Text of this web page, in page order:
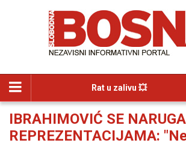
Rat u zalivu 💥
IBRAHIMOVIĆ SE
REPREZENTACIJAMA: